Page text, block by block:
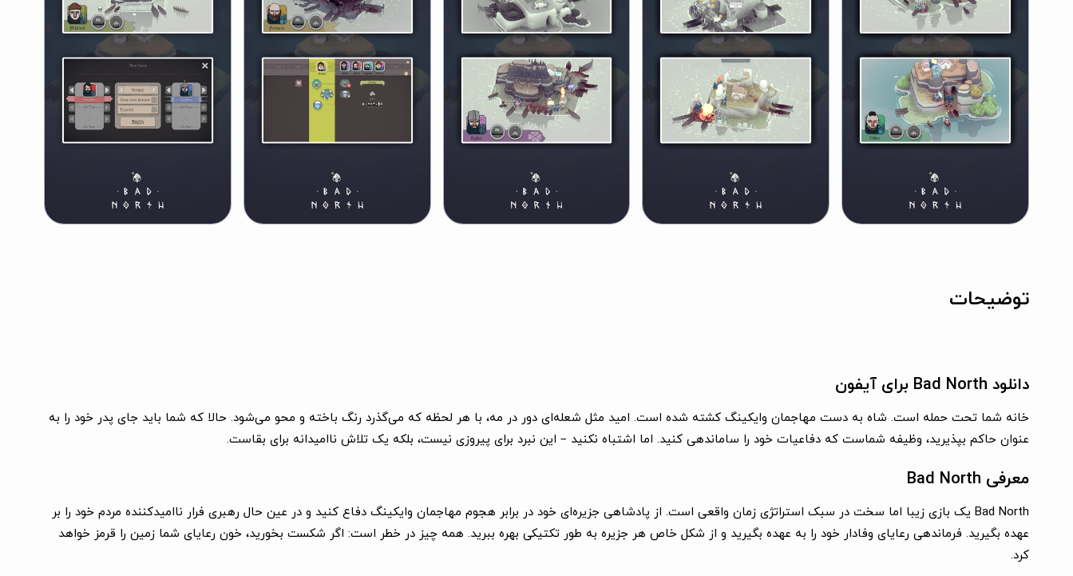
توضیحات
دانلود Bad North برای آیفون
خانه شما تحت حمله است. شاه به دست مهاجمان وایکینگ کشته شده است. امید مثل شعله‌ای دور در مه، با هر لحظه که می‌گذرد رنگ باخته و محو می‌شود. حالا که شما باید جای پدر خود را به
عنوان حاکم بپذیرید، وظیفه شماست که دفاعیات خود را ساماندهی کنید. اما اشتباه نکنید – این نبرد برای پیروزی نیست، بلکه یک تلاش ناامیدانه برای بقاست.
معرفی Bad North
Bad North یک بازی زیبا اما سخت در سبک استراتژی زمان واقعی است. از پادشاهی جزیره‌ای خود در برابر هجوم مهاجمان وایکینگ دفاع کنید و در عین حال رهبری فرار ناامیدکننده مردم خود را بر
عهده بگیرید. فرماندهی رعایای وفادار خود را به عهده بگیرید و از شکل خاص هر جزیره به طور تکتیکی بهره ببرید. همه چیز در خطر است: اگر شکست بخورید، خون رعایای شما زمین را قرمز خواهد
کرد.